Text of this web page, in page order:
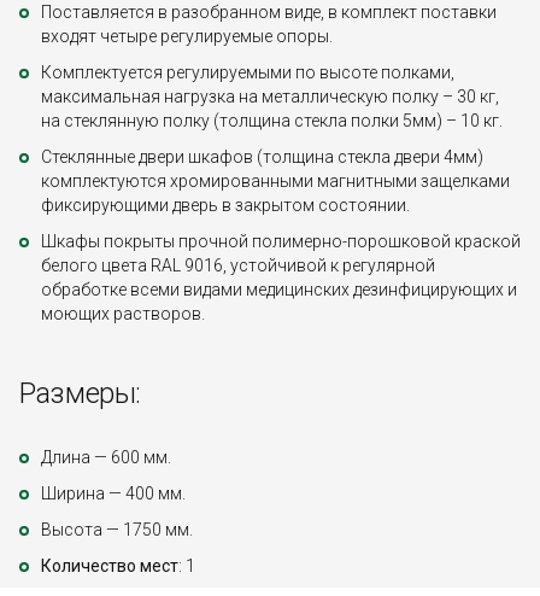
Поставляется в разобранном виде, в комплект поставки
входят четыре регулируемые опоры.
Комплектуется регулируемыми по высоте полками,
максимальная нагрузка на металлическую полку – 30 кг,
на стеклянную полку (толщина стекла полки 5мм) – 10 кг.
Стеклянные двери шкафов (толщина стекла двери 4мм)
комплектуются хромированными магнитными защелками
фиксирующими дверь в закрытом состоянии.
Шкафы покрыты прочной полимерно-порошковой краской
белого цвета RAL 9016, устойчивой к регулярной
обработке всеми видами медицинских дезинфицирующих и
моющих растворов.
Размеры:
Длина — 600 мм.
Ширина — 400 мм.
Высота — 1750 мм.
Количество мест: 1